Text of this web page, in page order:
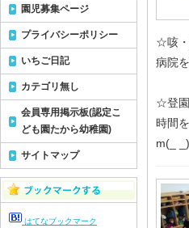
☆咳・
病院
☆登園
時間
m(_
園児募集ページ
プライバシーポリシー
いちご日記
カテゴリ無し
会員専用掲示板(認定こ
ども園たから幼稚園)
サイトマップ
はてなブックマーク